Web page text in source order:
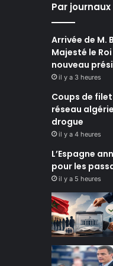
Par journaux
Arrivée de M.
Majesté le
nouveau
il y a 3 heures
Coups de
réseau
drogue
il y a 4 heures
L’Espagne
pour les
il y a 5 heures